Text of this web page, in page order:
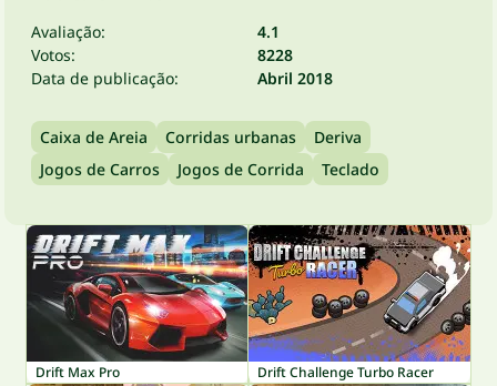
Avaliação:
4.1
Votos:
8228
Data de publicação:
Abril 2018
Caixa de Areia Corridas urbanas
Deriva
Jogos de Carros
Jogos de Corrida Teclado
Drift Max Pro Drift Challenge Turbo Racer